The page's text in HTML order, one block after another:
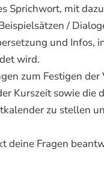
Sprichwort, mit
/
und Infos,
wird.
zum Festigen
Kurszeit sowie die
zu stellen
deine Fragen